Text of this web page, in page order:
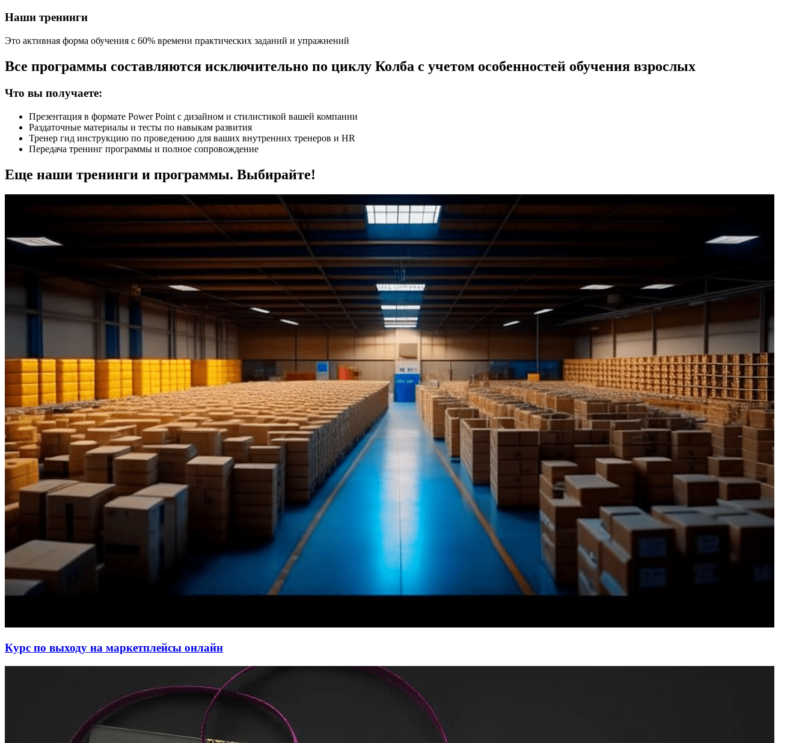
Наши тренинги
Это активная форма обучения с 60% времени практических заданий и упражнений
Все программы составляются исключительно по циклу Колба с учетом особенностей обучения взрослых
Что вы получаете:
Презентация в формате Power Point с дизайном и стилистикой вашей компании
Раздаточные материалы и тесты по навыкам развития
Тренер гид инструкцию по проведению для ваших внутренних тренеров и HR
Передача тренинг программы и полное сопровождение
Еще наши тренинги и программы. Выбирайте!
Курс по выходу на маркетплейсы онлайн